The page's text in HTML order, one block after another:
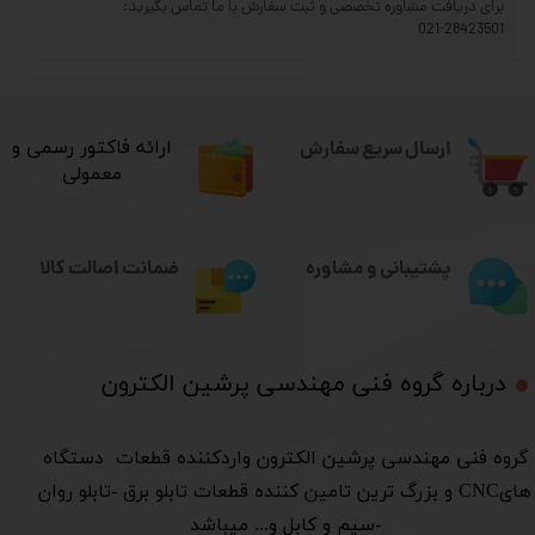
برای دریافت مشاوره تخصصی و ثبت سفارش با ما تماس بگیرید:
021-28423501
ارسال سریع سفارش
درباره گروه فنی مهندسی پرشین الکترون​​​​​​​
​گروه فنی مهندسی پرشین الکترون واردکننده قطعات دستگاه
هایCNC و بزرگ ترین تامین کننده قطعات تابلو برق -تابلو روان
-سیم و کابل و... میباشد
​ارائه فاکتور رسمی و
معمولی
پشتیبانی و مشاوره ضمانت اصالت کالا